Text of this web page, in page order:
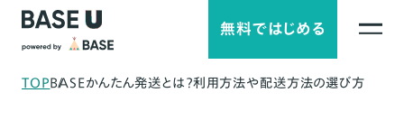
無料ではじめる
TOPBASEかんたん発送とは？利用方法や配送方法の選び方